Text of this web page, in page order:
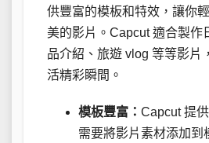
供豐富的模板和特效，讓你
美的影片。Capcut 適合製作
品介紹、旅遊 vlog 等等影片
活精彩瞬間。
模板豐富： Capcut 提
需要將影片素材添加到